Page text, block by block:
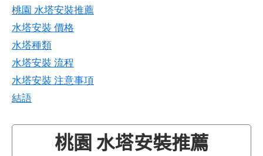
桃園 水塔安裝推薦
水塔安裝 價格
水塔種類
水塔安裝 流程
水塔安裝 注意事項
結語
桃園 水塔安裝推薦